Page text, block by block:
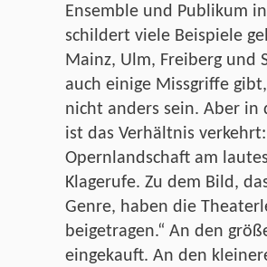
Ensemble und Publikum
schildert viele Beispiele
Mainz, Ulm, Freiberg und
auch einige Missgriffe
nicht anders sein. Aber
ist das Verhältnis
Opernlandschaft am
Klagerufe. Zu dem Bild,
Genre, haben die
beigetragen.“ An den
eingekauft. An den